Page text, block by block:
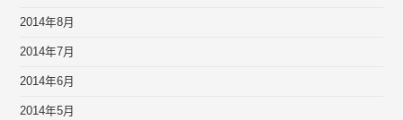
2014年8月
2014年7月
2014年6月
2014年5月